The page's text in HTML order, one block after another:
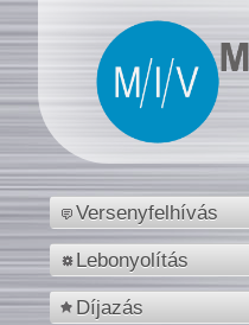
Versenyfelhívás
Lebonyolítás
Díjazás